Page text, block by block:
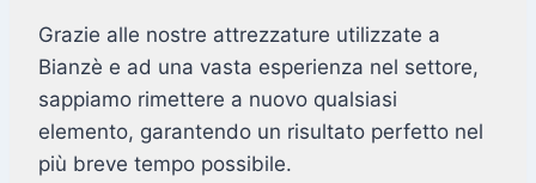
Grazie alle nostre attrezzature utilizzate a
Bianzè e ad una vasta esperienza nel settore,
sappiamo rimettere a nuovo qualsiasi
elemento, garantendo un risultato perfetto nel
più breve tempo possibile.